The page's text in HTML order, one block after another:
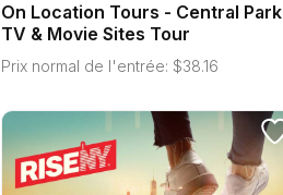
On Location Tours - Central Park
TV & Movie Sites Tour
Prix normal de l'entrée: $38.16